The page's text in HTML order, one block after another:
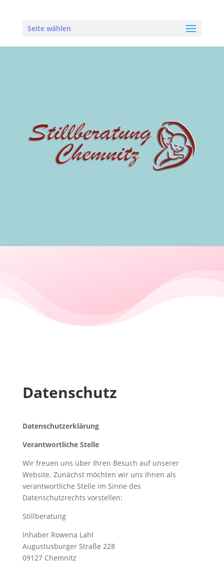
Seite wählen
Datenschutz
Datenschutzerklärung
Verantwortliche Stelle
Wir freuen uns über Ihren Besuch auf unserer
Website. Zunächst möchten wir uns Ihnen als
verantwortliche Stelle im Sinne des
Datenschutzrechts vorstellen:
Stillberatung
Inhaber Rowena Lahl
Augustusburger Straße 228
09127 Chemnitz